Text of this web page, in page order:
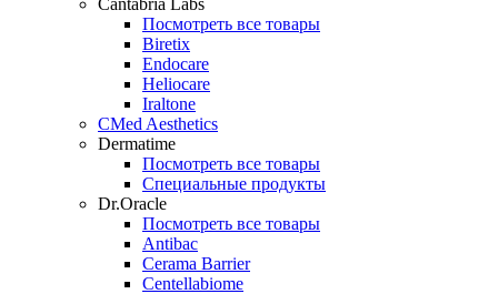
Cantabria Labs
Посмотреть все товары
Biretix
Endocare
Heliocare
Iraltone
CMed Aesthetics
Dermatime
Посмотреть все товары
Специальные продукты
Dr.Oracle
Посмотреть все товары
Antibac
Cerama Barrier
Centellabiome